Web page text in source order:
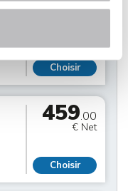
459
Choisir
459.00
€ Net
Choisir